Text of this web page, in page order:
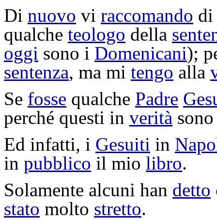
Di nuovo vi raccomando
qualche teologo della
oggi sono i Domenicani);
sentenza, ma mi tengo alla
Se fosse qualche Padre
perché questi in verità
Ed infatti, i Gesuiti in
in pubblico il mio libro.
Solamente alcuni han detto
stato molto stretto.